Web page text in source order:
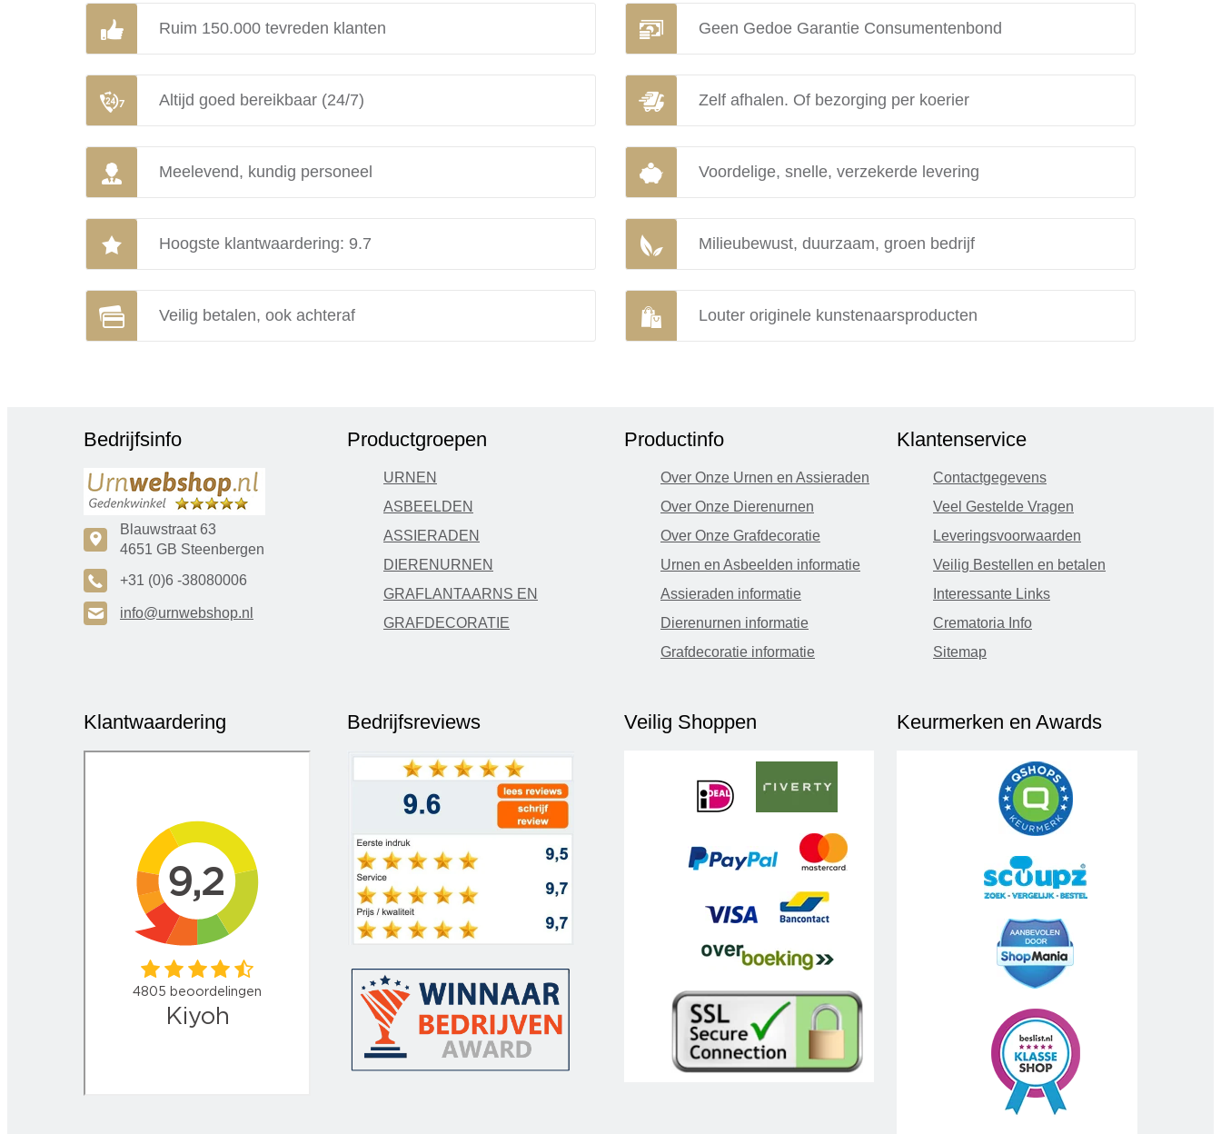
Ruim 150.000 tevreden klanten Geen Gedoe Garantie Consumentenbond
Altijd goed bereikbaar (24/7) Zelf afhalen. Of bezorging per koerier
Meelevend, kundig personeel Voordelige, snelle, verzekerde levering
Hoogste klantwaardering: 9.7 Milieubewust, duurzaam, groen bedrijf
Veilig betalen, ook achteraf Louter originele kunstenaarsproducten
Bedrijfsinfo
c
Blauwstraat 63
4651 GB Steenbergen
A +31 (0)6 -38080006
H info@urnwebshop.nl
Productgroepen
URNEN
ASBEELDEN
ASSIERADEN
DIERENURNEN
GRAFLANTAARNS EN
GRAFDECORATIE
Productinfo
Over Onze Urnen en Assieraden
Over Onze Dierenurnen
Over Onze Grafdecoratie
Urnen en Asbeelden informatie
Assieraden informatie
Dierenurnen informatie
Grafdecoratie informatie
Klantenservice
Contactgegevens
Veel Gestelde Vragen
Leveringsvoorwaarden
Veilig Bestellen en betalen
Interessante Links
Crematoria Info
Sitemap
Klantwaardering Bedrijfsreviews Veilig Shoppen Keurmerken en Awards